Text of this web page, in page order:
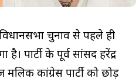
विधानसभा चुनाव से पहले ही
है। पार्टी के पूर्व सांसद हरेंद्र
कांग्रेस पार्टी को छोड़